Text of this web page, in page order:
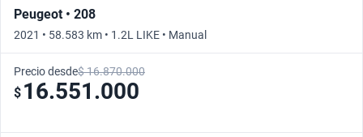
Peugeot • 208
2021 • 58.583 km • 1.2L LIKE • Manual
Precio desde$ 16.870.000
$ 16.551.000